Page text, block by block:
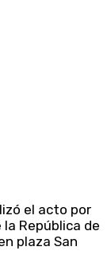
el acto por
la República de
plaza San